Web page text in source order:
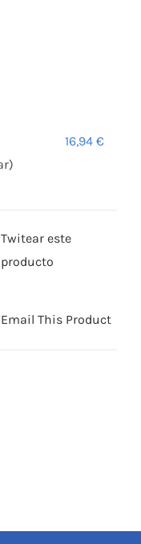
Twitear este
producto
Email This Product
16,94€